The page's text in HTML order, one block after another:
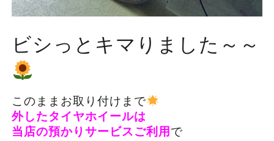
ビシっとキマりました～～
このままお取り付けまで
外したタイヤホイールは
当店の預かりサービスご利用 で